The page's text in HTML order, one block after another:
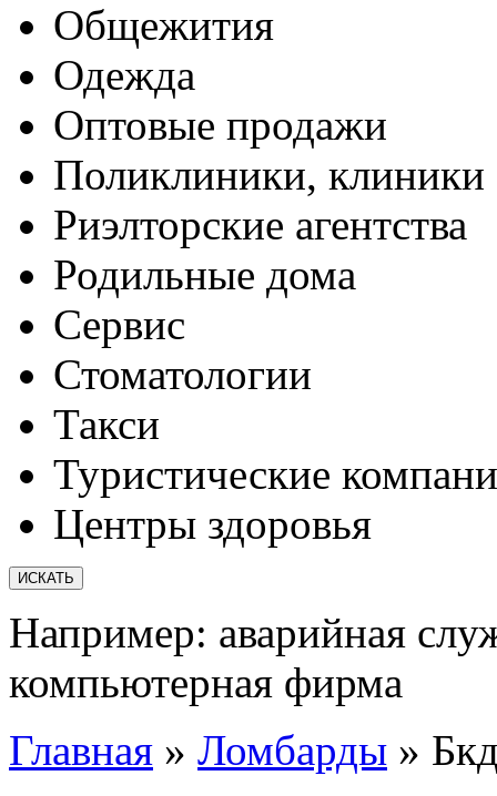
Общежития
Одежда
Оптовые продажи
Поликлиники, клиники
Риэлторские агентства
Родильные дома
Сервис
Стоматологии
Такси
Туристические
Центры здоровья
Например: аварийная
компьютерная фирма
Главная » Ломбарды »